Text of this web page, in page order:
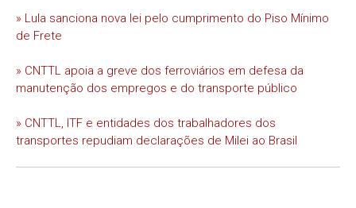
» Lula sanciona nova lei pelo cumprimento do Piso Mínimo
de Frete
» CNTTL apoia a greve dos ferroviários em defesa da
manutenção dos empregos e do transporte público
» CNTTL, ITF e entidades dos trabalhadores dos
transportes repudiam declarações de Milei ao Brasil